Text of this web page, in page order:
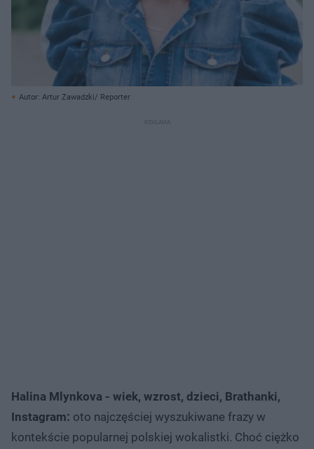
Autor: Artur Zawadzki/ Reporter
Halina Mlynkova - wiek, wzrost, dzieci, Brathanki,
Instagram: oto najczęściej wyszukiwane frazy w
kontekście popularnej polskiej wokalistki. Choć ciężko